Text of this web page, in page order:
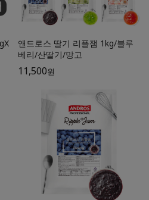
앤드로스 딸기 리플잼 1kg/블루
베리/산딸기/망고
11,500원